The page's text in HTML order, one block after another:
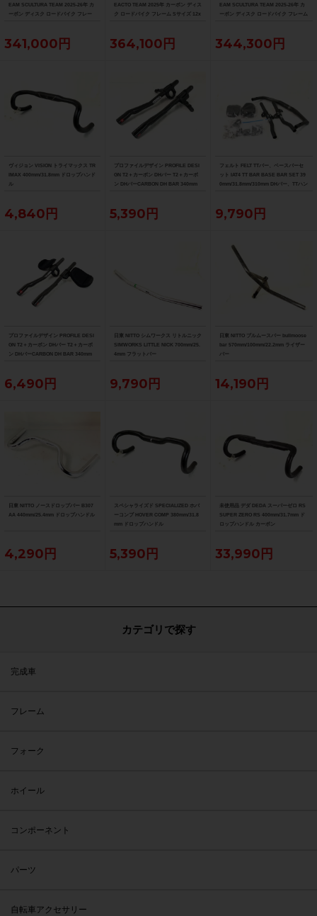
EAM SCULTURA TEAM 2025-26年 カ
ーボン ディスク ロードバイク フレー
341,000円
EACTO TEAM 2025年 カーボン ディス
ク ロードバイク フレーム Sサイズ 12x
364,100円
EAM SCULTURA TEAM 2025-26年 カ
ーボン ディスク ロードバイク フレーム
344,300円
ヴィジョン VISION トライマックス TR
IMAX 400mm/31.8mm ドロップハンド
ル
4,840円
プロファイルデザイン PROFILE DESI
GN T2＋カーボン DHバー T2＋カーボ
ン DHバーCARBON DH BAR 340mm
5,390円
フェルト FELT TTバー、ベースバーセ
ット IAT4 TT BAR BASE BAR SET 39
0mm/31.8mm/310mm DHバー、TTハン
9,790円
プロファイルデザイン PROFILE DESI
GN T2＋カーボン DHバー T2＋カーボ
ン DHバーCARBON DH BAR 340mm
6,490円
日東 NITTO シムワークス リトルニック
SIMWORKS LITTLE NICK 700mm/25.
4mm フラットバー
9,790円
日東 NITTO ブルムースバー bullmoose
bar 570mm/100mm/22.2mm ライザー
バー
14,190円
日東 NITTO ノースドロップバー B307
AA 440mm/25.4mm ドロップハンドル
4,290円
スペシャライズド SPECIALIZED ホバ
ーコンプ HOVER COMP 380mm/31.8
mm ドロップハンドル
5,390円
未使用品 デダ DEDA スーパーゼロ RS
SUPER ZERO RS 400mm/31.7mm ド
ロップハンドル カーボン
33,990円
カテゴリで探す
完成車
フレーム
フォーク
ホイール
コンポーネント
パーツ
自転車アクセサリー